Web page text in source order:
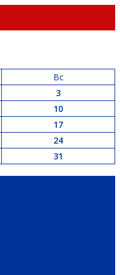
Вс
3
10
17
24
31